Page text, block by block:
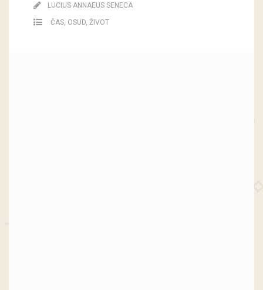
LUCIUS ANNAEUS SENECA
ČAS, OSUD, ŽIVOT